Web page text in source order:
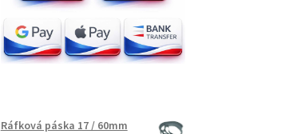
Ráfková páska 17 / 60mm